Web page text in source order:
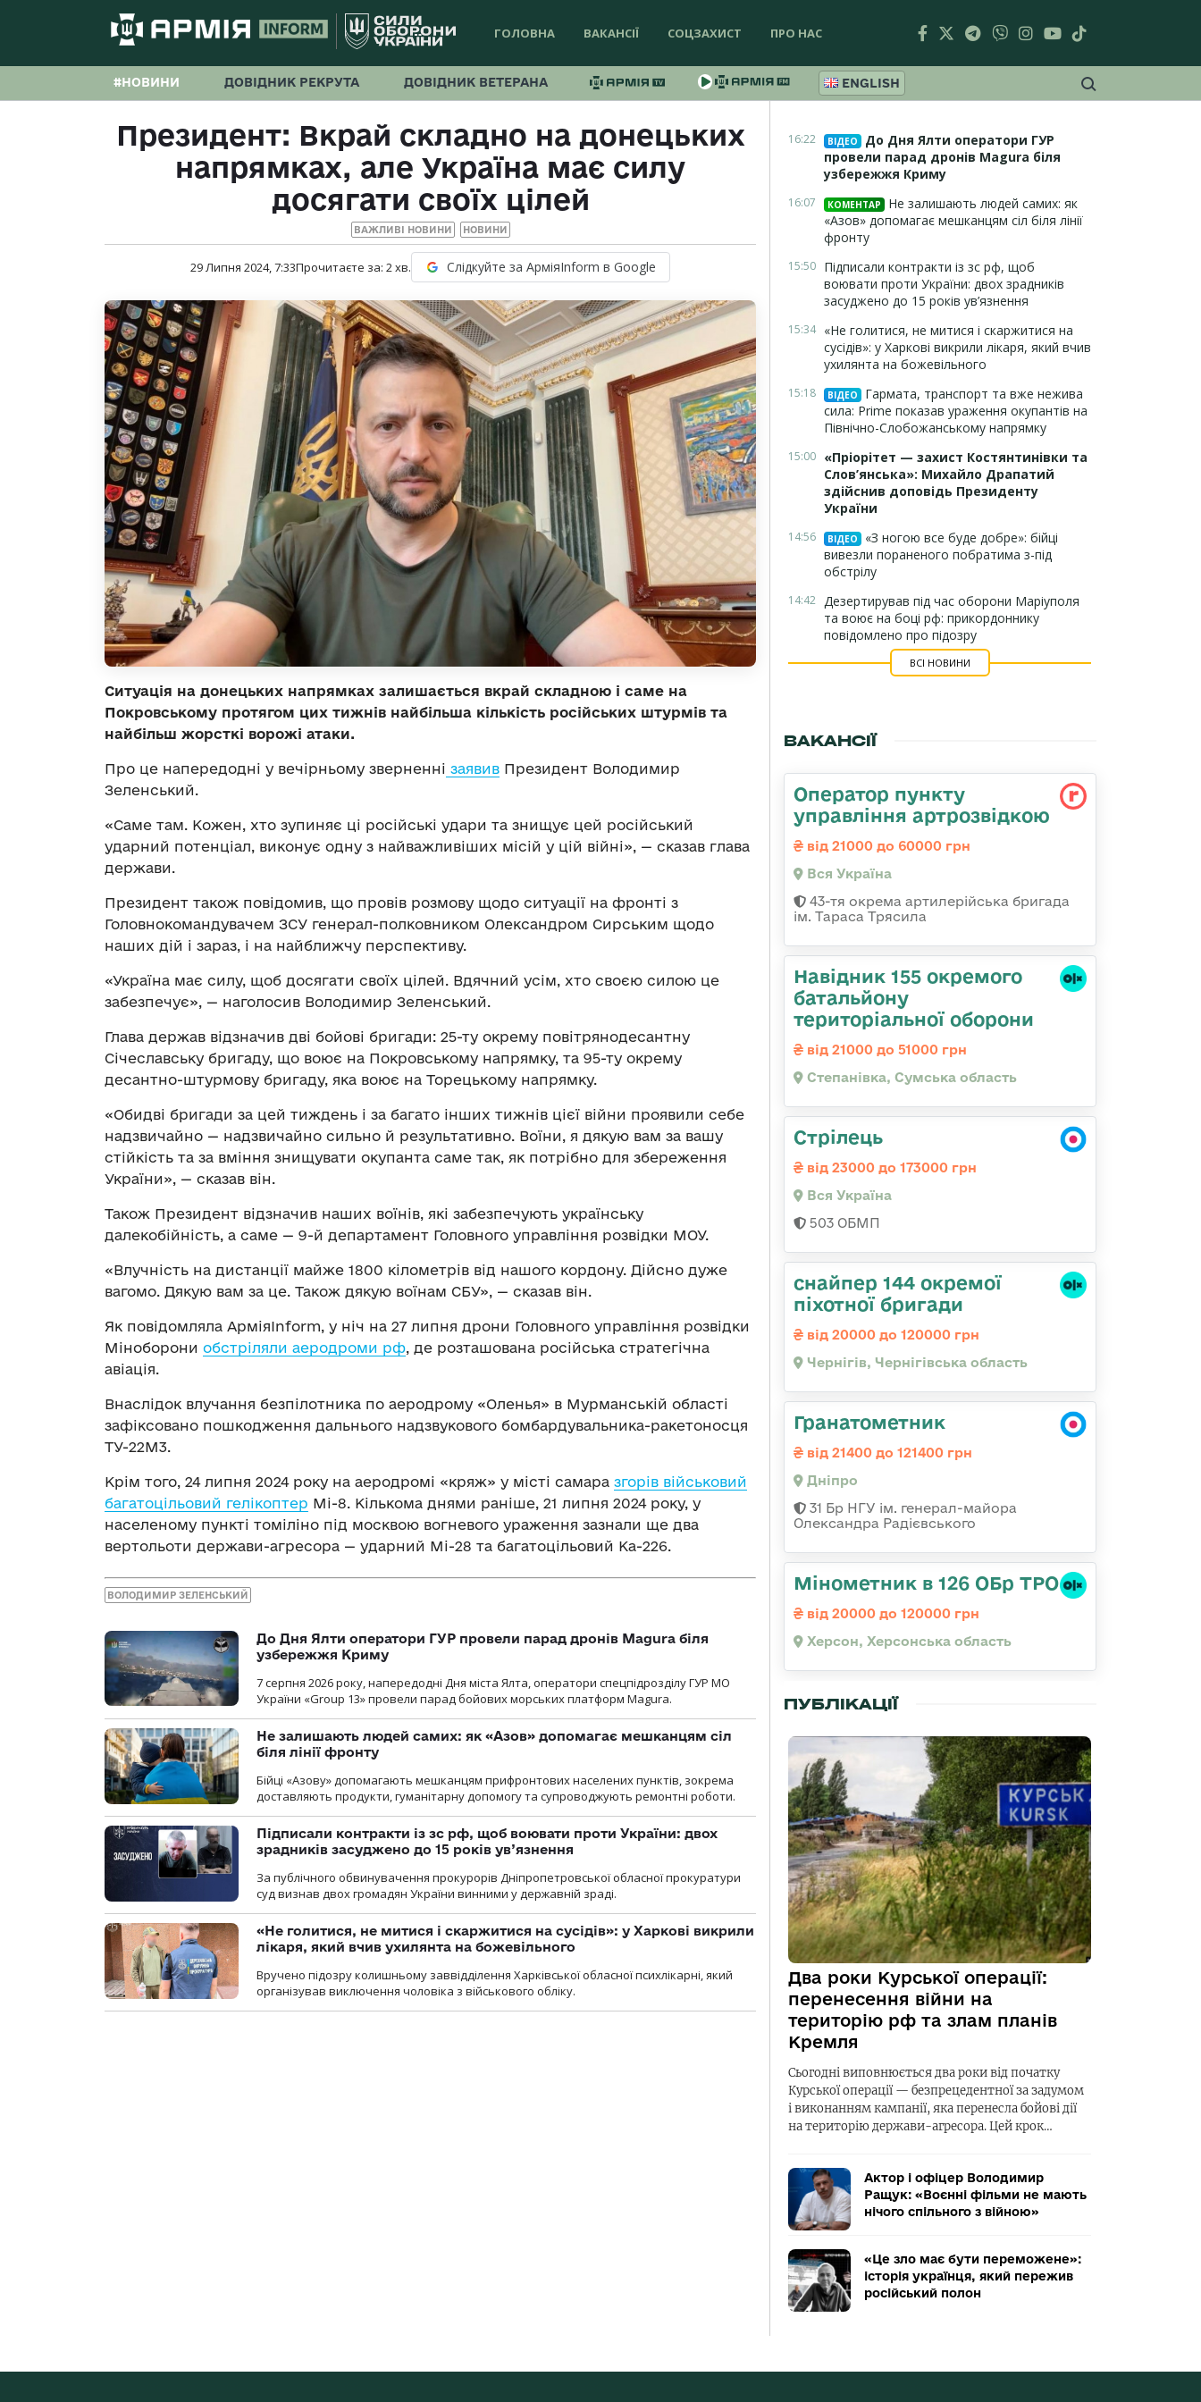
ГОЛОВНА ВАКАНСІЇ СОЦЗАХИСТ ПРО НАС
#НОВИНИ ДОВІДНИК РЕКРУТА ДОВІДНИК ВЕТЕРАНА ENGLISH
Президент: Вкрай складно на донецьких
напрямках, але Україна має силу
досягати своїх цілей
ВАЖЛИВІ НОВИНИ НОВИНИ
29 Липня 2024, 7:33Прочитаєте за: 2хв. Слідкуйте за АрміяInform в Google
Ситуація на донецьких напрямках залишається вкрай складною і саме на
Покровському протягом цих тижнів найбільша кількість російських штурмів та
найбільш жорсткі ворожі атаки.
Про це напередодні у вечірньому зверненні заявив Президент Володимир
Зеленський.
«Саме там. Кожен, хто зупиняє ці російські удари та знищує цей російський
ударний потенціал, виконує одну з найважливіших місій у цій війні», — сказав глава
держави.
Президент також повідомив, що провів розмову щодо ситуації на фронті з
Головнокомандувачем ЗСУ генерал-полковником Олександром Сирським щодо
наших дій і зараз, і на найближчу перспективу.
«Україна має силу, щоб досягати своїх цілей. Вдячний усім, хто своєю силою це
забезпечує», — наголосив Володимир Зеленський.
Глава держав відзначив дві бойові бригади: 25-ту окрему повітрянодесантну
Січеславську бригаду, що воює на Покровському напрямку, та 95-ту окрему
десантно-штурмову бригаду, яка воює на Торецькому напрямку.
«Обидві бригади за цей тиждень і за багато інших тижнів цієї війни проявили себе
надзвичайно — надзвичайно сильно й результативно. Воїни, я дякую вам за вашу
стійкість та за вміння знищувати окупанта саме так, як потрібно для збереження
України», — сказав він.
Також Президент відзначив наших воїнів, які забезпечують українську
далекобійність, а саме — 9-й департамент Головного управління розвідки МОУ.
«Влучність на дистанції майже 1800 кілометрів від нашого кордону. Дійсно дуже
вагомо. Дякую вам за це. Також дякую воїнам СБУ», — сказав він.
Як повідомляла АрміяInform, у ніч на 27 липня дрони Головного управління розвідки
Міноборони обстріляли аеродроми рф, де розташована російська стратегічна
авіація.
Внаслідок влучання безпілотника по аеродрому «Оленья» в Мурманській області
зафіксовано пошкодження дальнього надзвукового бомбардувальника-ракетоносця
ТУ-22М3.
Крім того, 24 липня 2024 року на аеродромі «кряж» у місті самара згорів військовий
багатоцільовий гелікоптер Мі-8. Кількома днями раніше, 21 липня 2024 року, у
населеному пункті томіліно під москвою вогневого ураження зазнали ще два
вертольоти держави-агресора — ударний Мі-28 та багатоцільовий Ка-226.
ВОЛОДИМИР ЗЕЛЕНСЬКИЙ
До Дня Ялти оператори ГУР провели парад дронів Magura біля
узбережжя Криму
7 серпня 2026 року, напередодні Дня міста Ялта, оператори спецпідрозділу ГУР МО
України «Group 13» провели парад бойових морських платформ Magura.
Не залишають людей самих: як «Азов» допомагає мешканцям сіл
біля лінії фронту
Бійці «Азову» допомагають мешканцям прифронтових населених пунктів, зокрема
доставляють продукти, гуманітарну допомогу та супроводжують ремонтні роботи.
Підписали контракти із зс рф, щоб воювати проти України: двох
зрадників засуджено до 15 років ув’язнення
За публічного обвинувачення прокурорів Дніпропетровської обласної прокуратури
суд визнав двох громадян України винними у державній зраді.
«Не голитися, не митися і скаржитися на сусідів»: у Харкові викрили
лікаря, який вчив ухилянта на божевільного
Вручено підозру колишньому заввідділення Харківської обласної психлікарні, який
організував виключення чоловіка з військового обліку.
16:22 ВІДЕО
До Дня Ялти оператори ГУР
провели парад дронів Magura біля
узбережжя Криму
16:07 КОМЕНТАР
Не залишають людей самих: як
«Азов» допомагає мешканцям сіл біля лінії
фронту
15:50 Підписали контракти із зс рф, щоб
воювати проти України: двох зрадників
засуджено до 15 років ув’язнення
15:34 «Не голитися, не митися і скаржитися на
сусідів»: у Харкові викрили лікаря, який вчив
ухилянта на божевільного
15:18 ВІДЕО
Гармата, транспорт та вже нежива
сила: Prime показав ураження окупантів на
Північно-Слобожанському напрямку
15:00 «Пріорітет — захист Костянтинівки та
Слов’янська»: Михайло Драпатий
здійснив доповідь Президенту
України
14:56 ВІДЕО
«З ногою все буде добре»: бійці
вивезли пораненого побратима з-під
обстрілу
14:42 Дезертирував під час оборони Маріуполя
та воює на боці рф: прикордоннику
повідомлено про підозру
ВСІ НОВИНИ
ВАКАНСІЇ
Оператор пункту
управління артрозвідкою
від 21000 до 60000 грн
Вся Україна
43-тя окрема артилерійська бригада
ім. Тараса Трясила
Навідник 155 окремого
батальйону
територіальної оборони
від 21000 до 51000 грн
Степанівка, Сумська область
Стрілець
від 23000 до 173000 грн
Вся Україна
503 ОБМП
снайпер 144 окремої
піхотної бригади
від 20000 до 120000 грн
Чернігів, Чернігівська область
Гранатометник
від 21400 до 121400 грн
Дніпро
31 Бр НГУ ім. генерал-майора
Олександра Радієвського
Мінометник в 126 ОБр ТРО
від 20000 до 120000 грн
Херсон, Херсонська область
ПУБЛІКАЦІЇ
Два роки Курської операції:
перенесення війни на
територію рф та злам планів
Кремля
Сьогодні виповнюється два роки від початку
Курської операції — безпрецедентної за задумом
і виконанням кампанії, яка перенесла бойові дії
на територію держави-агресора. Цей крок…
Актор і офіцер Володимир
Ращук: «Воєнні фільми не мають
нічого спільного з війною»
«Це зло має бути переможене»:
історія українця, який пережив
російський полон